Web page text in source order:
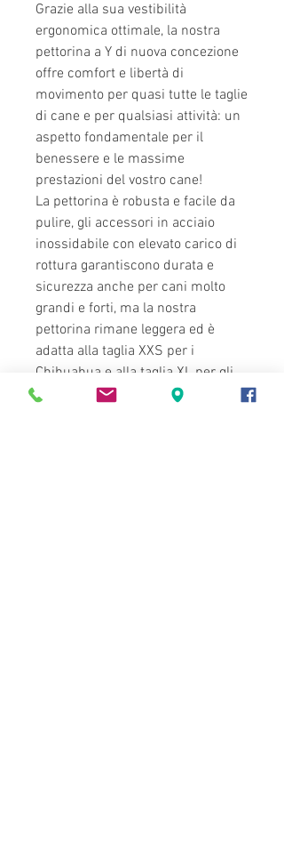
Grazie alla sua vestibilità
ergonomica ottimale, la nostra
pettorina a Y di nuova concezione
offre comfort e libertà di
movimento per quasi tutte le taglie
di cane e per qualsiasi attività: un
aspetto fondamentale per il
benessere e le massime
prestazioni del vostro cane!
La pettorina è robusta e facile da
pulire, gli accessori in acciaio
inossidabile con elevato carico di
rottura garantiscono durata e
sicurezza anche per cani molto
grandi e forti, ma la nostra
pettorina rimane leggera ed è
adatta alla taglia XXS per i
Chihuahua e alla taglia XL per gli
Alani o i Pastori Tedeschi....e con i